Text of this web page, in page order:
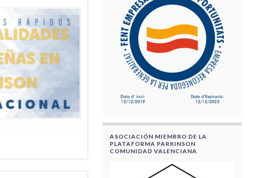
ASOCIACIÓN MIEMBRO DE LA
PLATAFORMA PARKINSON
COMUNIDAD VALENCIANA